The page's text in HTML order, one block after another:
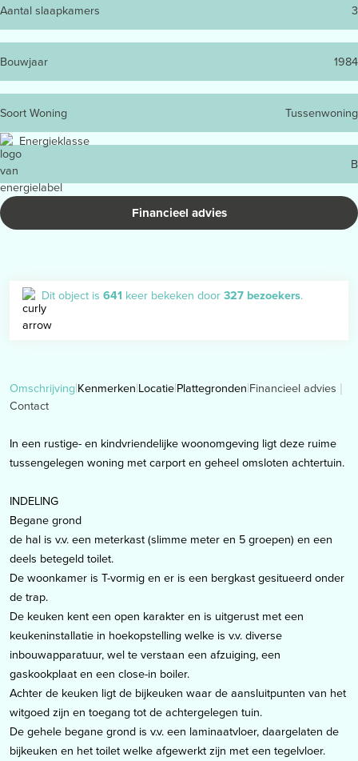
Aantal slaapkamers 3
Bouwjaar 1984
Soort Woning
Tussenwoning
Energieklasse
B
Financieel advies
Dit object is 641 keer bekeken door327 bezoekers.
OmschrijvingKenmerken LocatiePlattegronden Financieel advies
Contact
In een rustige- en kindvriendelijke woonomgeving ligt deze ruime
tussengelegen woning met carport en geheel omsloten achtertuin.
INDELING
Begane grond
de hal is v.v. een meterkast (slimme meter en 5 groepen) en een
deels betegeld toilet.
De woonkamer is T-vormig en er is een bergkast gesitueerd onder
de trap.
De keuken kent een open karakter en is uitgerust met een
keukeninstallatie in hoekopstelling welke is v.v. diverse
inbouwapparatuur, wel te verstaan een afzuiging, een
gaskookplaat en een close-in boiler.
Achter de keuken ligt de bijkeuken waar de aansluitpunten van het
witgoed zijn en toegang tot de achtergelegen tuin.
De gehele begane grond is v.v. een laminaatvloer, daargelaten de
bijkeuken en het toilet welke afgewerkt zijn met een tegelvloer.